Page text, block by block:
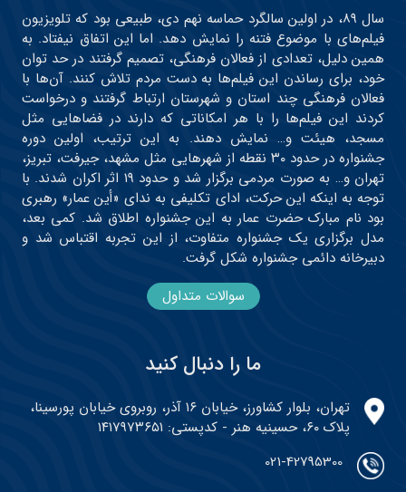
سال ۸۹، در اولین سالگرد حماسه نهم دی، طبیعی بود که تلویزیون
فیلم‌های با موضوع فتنه را نمایش دهد. اما این اتفاق نیفتاد. به
همین دلیل، تعدادی از فعالان فرهنگی، تصمیم گرفتند در حد توان
خود، برای رساندن این فیلم‌ها به دست مردم تلاش کنند. آن‌ها با
فعالان فرهنگی چند استان و شهرستان ارتباط گرفتند و درخواست
کردند این فیلم‌ها را با هر امکاناتی که دارند در فضاهایی مثل
مسجد، هیئت و… نمایش دهند. به این ترتیب، اولین دوره
جشنواره در حدود ۳۰ نقطه از شهرهایی مثل مشهد، جیرفت، تبریز،
تهران و… به صورت مردمی برگزار شد و حدود ۱۹ اثر اکران شدند. با
توجه به اینکه این حرکت، ادای تکلیفی به ندای «أین عمار» رهبری
بود نام مبارک حضرت عمار به این جشنواره اطلاق شد. کمی بعد،
مدل برگزاری یک جشنواره متفاوت، از این تجربه اقتباس شد و
دبیرخانه دائمی جشنواره شکل گرفت.
سوالات متداول
ما را دنبال کنید
تهران، بلوار کشاورز، خیابان ۱۶ آذر، روبروی خیابان پورسینا،
پلاک ۶۰، حسینیه هنر - کدپستی: ۱۴۱۷۹۷۳۶۵۱
021-42795300